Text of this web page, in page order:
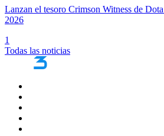
Lanzan el tesoro Crimson Witness de
2026
1
Todas las noticias